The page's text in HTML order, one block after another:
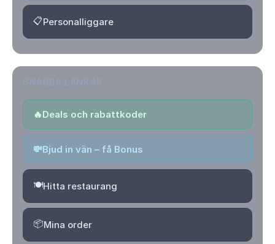
📋Personalliggare
🔥Deals och rabattkoder
💸Bjud in vän – få Bonus
🍽️Hitta restaurang
📦Mina order